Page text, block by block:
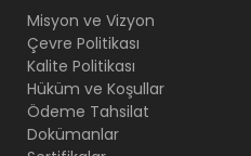
Misyon ve Vizyon
Çevre Politikası
Kalite Politikası
Hüküm ve Koşullar
Ödeme Tahsilat
Dokümanlar